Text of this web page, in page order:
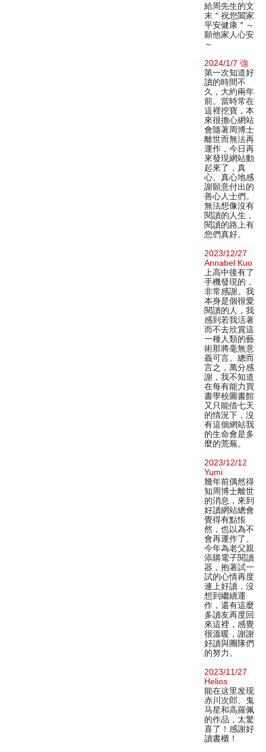
給周先生的文
末＂祝您闔家
平安健康＂～
願他家人心安
～
2024/1/7 強
第一次知道好
讀的時間不
久，大約兩年
前。當時常在
這裡挖寶，本
來很擔心網站
會隨著周博士
離世而無法再
運作，今日再
來發現網站動
起來了，真
心、真心地感
謝願意付出的
善心人士們。
無法想像沒有
閱讀的人生，
閱讀的路上有
您們真好。
2023/12/27
Annabel Kuo
上高中後有了
手機發現的，
非常感謝。我
本身是個很愛
閱讀的人，我
感到若我活著
而不去欣賞這
一種人類的藝
術那將毫無意
義可言。總而
言之，萬分感
謝，我不知道
在每有能力買
書學校圖書館
又只能借七天
的情況下，沒
有這個網站我
的生命會是多
麼的荒蕪。
2023/12/12
Yumi
幾年前偶然得
知周博士離世
的消息，來到
好讀網站總會
覺得有點悵
然，也以為不
會再運作了。
今年為老父親
添購電子閱讀
器，抱著試一
試的心情再度
連上好讀，沒
想到繼續運
作，還有這麼
多讀友再度回
來這裡，感覺
很溫暖，謝謝
好讀與團隊們
的努力。
2023/11/27
Helios
能在这里发现
赤川次郎、鬼
马星和高羅佩
的作品，太驚
喜了！感謝好
讀書櫃！